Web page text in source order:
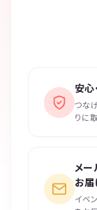
安心
つな
りに
メー
お届
イベ